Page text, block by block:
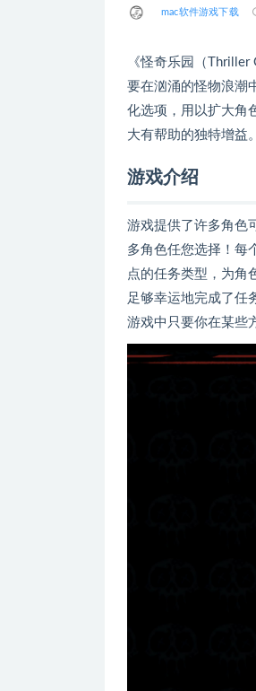
mac软件游戏下载
《怪奇乐园（
要在汹涌的怪物浪潮
化选项，用以扩大角
大有帮助的独特增益。
游戏介绍
游戏提供了许多角色
多角色任您选择！每
点的任务类型，为角
足够幸运地完成了任
游戏中只要你在某些